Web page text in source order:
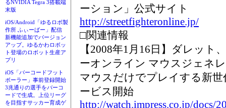
るNVIDIA Tegra 3搭載端
末版
iOS/Android「ゆるロボ製
作所 ふぃーばー」配信
新機能追加でバージョン
アップ。ゆるかわロボッ
ト登場のロボット生産ア
プリ
iOS「バーコードフット
ボーラー」事前登録開始
3兆通りの選手をバーコ
ードで生成。上位リーグ
を目指すサッカー育成ゲ
ーション」公式サイト
http://streetfighteronline.jp/
□関連情報
【2008年1月16日】ダレット
ーオンライン マウスジェネ
マウスだけでプレイする新世
ービス開始
http://watch.impress.co.jp/docs/